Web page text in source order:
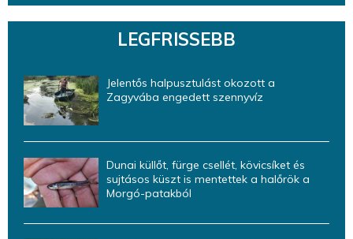
LEGFRISSEBB
Jelentős halpusztulást okozott a
Zagyvába engedett szennyvíz
Dunai küllőt, fürge csellét, kövicsíket és
sujtásos küszt is mentettek a halőrök a
Morgó-patakból